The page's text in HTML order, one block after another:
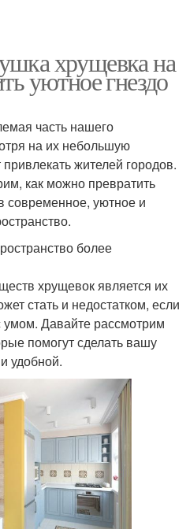
хрущевка на
уютное гнездо
часть нашего
на их небольшую
жителей городов.
как можно превратить
современное, уютное и
более
хрущевок является их
стать и недостатком, если
умом. Давайте рассмотрим
помогут сделать вашу
удобной.